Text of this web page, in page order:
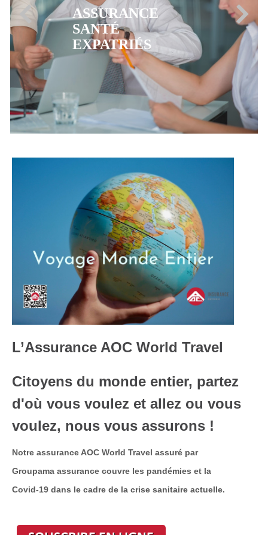
ASSURANCE
MUTUELLE CFE
L’Assurance AOC World Travel
Citoyens du monde entier, partez
d'où vous voulez et allez ou vous
voulez, nous vous assurons !
Notre assurance AOC World Travel assuré par
Groupama assurance couvre les pandémies et la
Covid-19 dans le cadre de la crise sanitaire actuelle.